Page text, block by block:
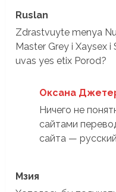
Ruslan
Zdrastvuyte menya
Master Grey i Xaysex i
uvas yes etix Porod?
Оксана
Ничего не
сайтами
сайта —
Мзия